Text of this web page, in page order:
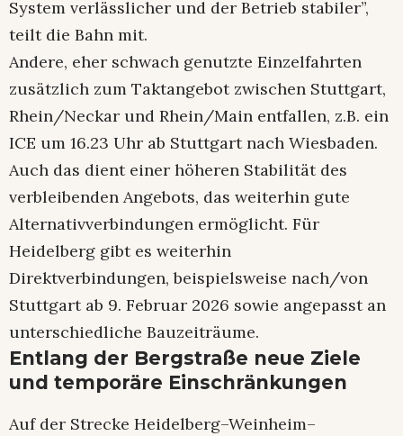
System verlässlicher und der Betrieb stabiler”,
teilt die Bahn mit.
Andere, eher schwach genutzte Einzelfahrten
zusätzlich zum Taktangebot zwischen Stuttgart,
Rhein/Neckar und Rhein/Main entfallen, z.B. ein
ICE um 16.23 Uhr ab Stuttgart nach Wiesbaden.
Auch das dient einer höheren Stabilität des
verbleibenden Angebots, das weiterhin gute
Alternativverbindungen ermöglicht. Für
Heidelberg gibt es weiterhin
Direktverbindungen, beispielsweise nach/von
Stuttgart ab 9. Februar 2026 sowie angepasst an
unterschiedliche Bauzeiträume.
Entlang der Bergstraße neue Ziele
und temporäre Einschränkungen
Auf der Strecke Heidelberg–Weinheim–